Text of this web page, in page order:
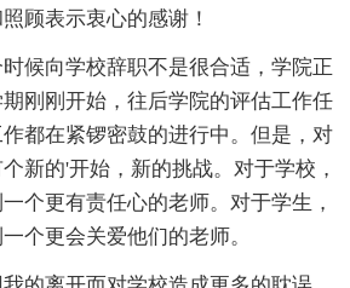
顾表示衷心的感谢！
候向学校辞职不是很合适，学院正
刚刚开始，往后学院的评估工作任
都在紧锣密鼓的进行中。但是，对
新的'开始，新的挑战。对于学校，
个更有责任心的老师。对于学生，
个更会关爱他们的老师。